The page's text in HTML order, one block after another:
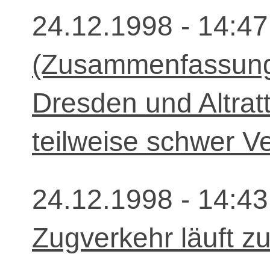
24.12.1998 -
Dresden und
teilweise schwer
24.12.1998 -
Zugverkehr läuft